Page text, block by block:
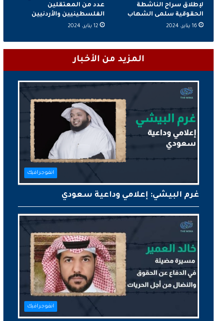
لإطلاق سراح الناشطة
الحقوقية سلمى الشهاب
16 يناير، 2024
عدد من المعتقلين
الفلسطينيين والأردنيين
12 يناير، 2024
المزيد من الأخبار
انفوجرافيك
غرم البيشي: إعلامي وداعية سعودي
انفوجرافيك